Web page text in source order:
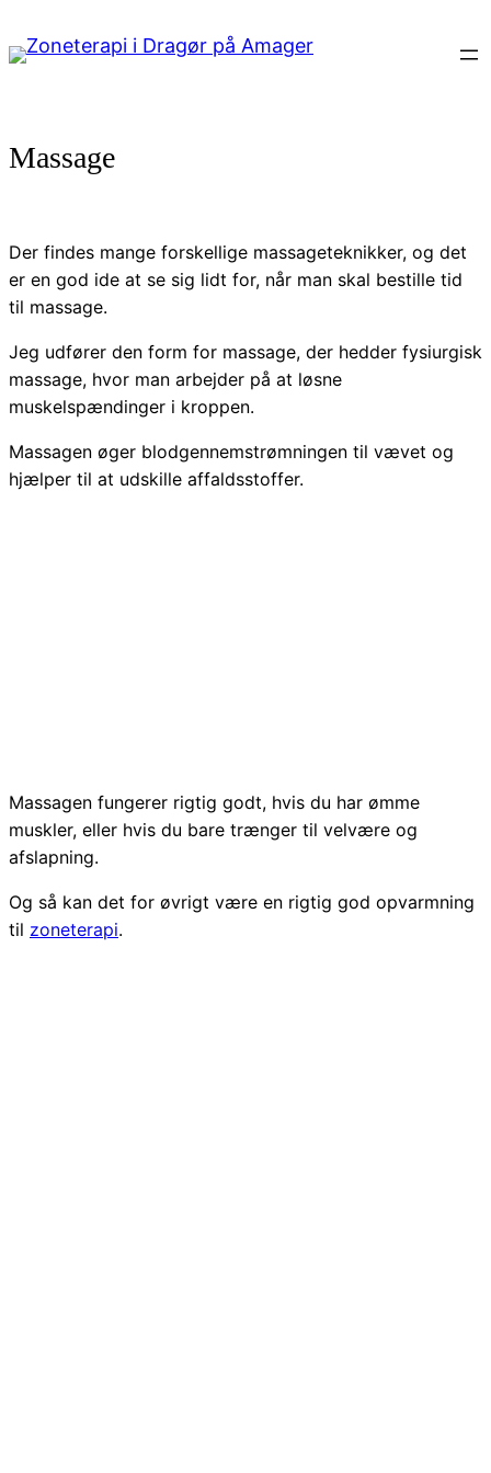
Massage
Der findes mange forskellige massageteknikker, og det
er en god ide at se sig lidt for, når man skal bestille tid
til massage.
Jeg udfører den form for massage, der hedder fysiurgisk
massage, hvor man arbejder på at løsne
muskelspændinger i kroppen.
Massagen øger blodgennemstrømningen til vævet og
hjælper til at udskille affaldsstoffer.
Massagen fungerer rigtig godt, hvis du har ømme
muskler, eller hvis du bare trænger til velvære og
afslapning.
Og så kan det for øvrigt være en rigtig god opvarmning
til zoneterapi.